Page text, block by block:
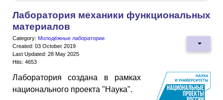
Лаборатория механики функциональных
материалов
Category: Молодёжные лаборатории
Created: 03 October 2019
Last Updated: 28 May 2025
Hits: 4653
Лаборатория создана в рамках
национального проекта "Наука".